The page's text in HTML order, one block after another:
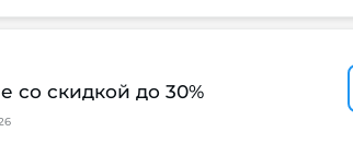
со скидкой до 30%